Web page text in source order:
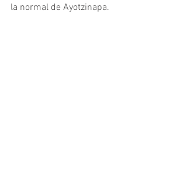
la normal de Ayotzinapa.